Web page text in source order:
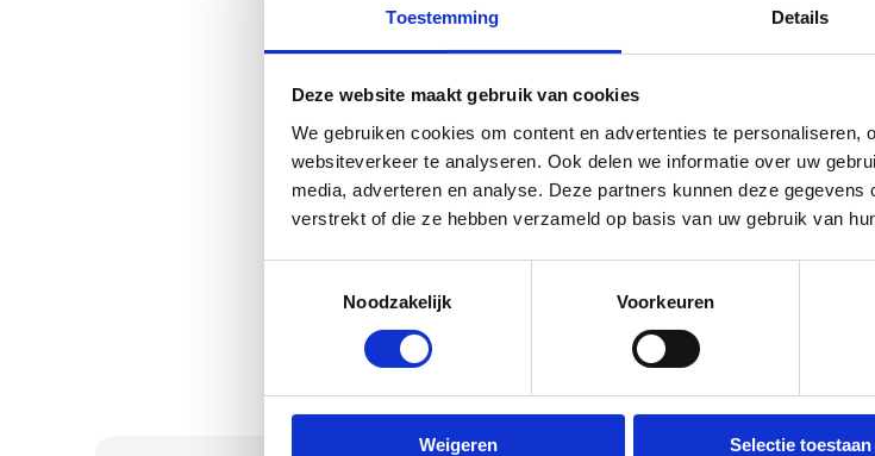
Toestemming Details
Deze website maakt gebruik van cookies
We gebruiken cookies om content en advertenties te personaliseren,
websiteverkeer te analyseren. Ook delen we informatie over uw
media, adverteren en analyse. Deze partners kunnen deze
verstrekt of die ze hebben verzameld op basis van uw gebruik van
Noodzakelijk
Voorkeuren
Weigeren Selectie toestaan
Vul je kenteken in en zie binnen 30 seconden je
online en geautomatiseerd, geen verplichtingen, geen
Bekijk je verkoopprijs →
Hoe het
Verdien in 3 simpele stappen